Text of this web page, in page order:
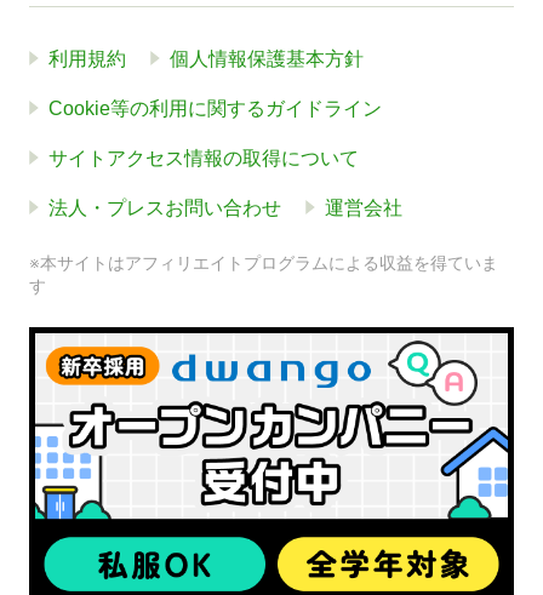
利用規約 個人情報保護基本方針
Cookie等の利用に関するガイドライン
サイトアクセス情報の取得について
法人・プレスお問い合わせ 運営会社
※本サイトはアフィリエイトプログラムによる収益を得ていま
す